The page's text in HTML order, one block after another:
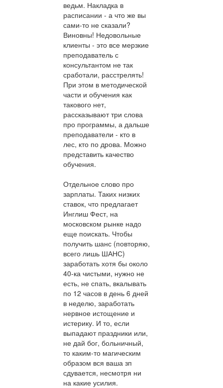
ведьм. Накладка в
расписании - а что же вы
сами-то не сказали?
Виновны! Недовольные
клиенты - это все мерзкие
преподаватель с
консультантом не так
сработали, расстрелять!
При этом в методической
части и обучения как
такового нет,
рассказывают три слова
про программы, а дальше
преподаватели - кто в
лес, кто по дрова. Можно
представить качество
обучения.
Отдельное слово про
зарплаты. Таких низких
ставок, что предлагает
Инглиш Фест, на
московском рынке надо
еще поискать. Чтобы
получить шанс (повторяю,
всего лишь ШАНС)
заработать хотя бы около
40-ка чистыми, нужно не
есть, не спать, вкалывать
по 12 часов в день 6 дней
в неделю, заработать
нервное истощение и
истерику. И то, если
выпадают праздники или,
не дай бог, больничный,
то каким-то магическим
образом вся ваша зп
сдувается, несмотря ни
на какие усилия.